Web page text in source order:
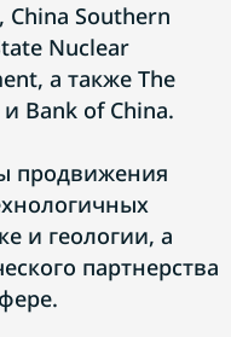
China Southern
Nuclear
а также The
Bank of China.
продвижения
и геологии, а
партнерства